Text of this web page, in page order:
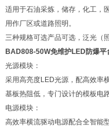
适用于石油采炼，储存，化工，
用作厂区或道路照明。
三种规格可选产品可选，泛光（
BAD808-50W免维护LED防爆平
光源模块：
采用高亮度LED光源，配高效率
基板热阻低，专门设计的模板电
电源模块：
高效率横流驱动电源配合全智能